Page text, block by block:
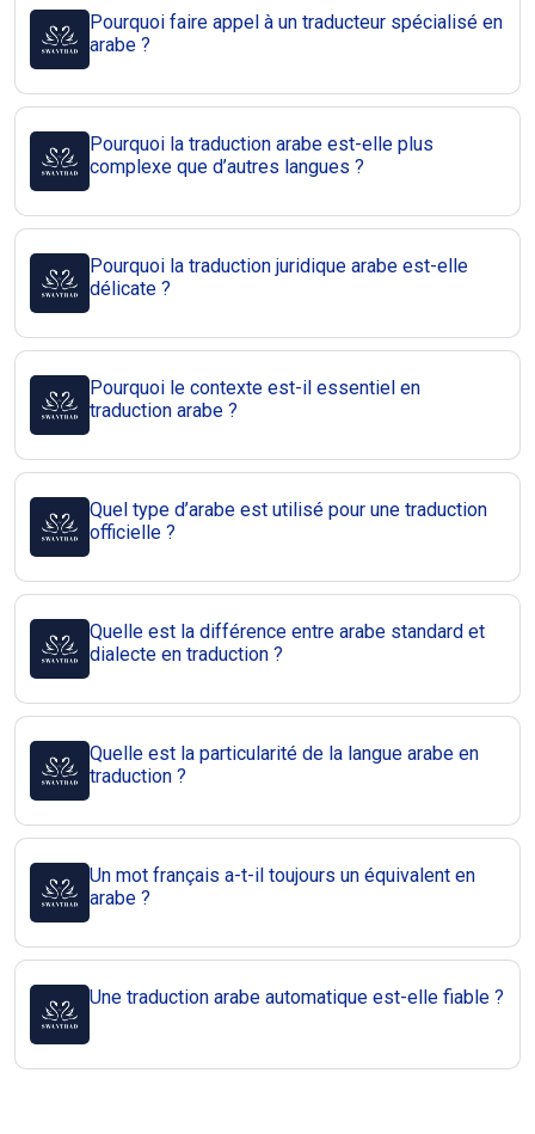
Pourquoi faire appel à un traducteur spécialisé en
arabe ?
Pourquoi la traduction arabe est-elle plus
complexe que d’autres langues ?
Pourquoi la traduction juridique arabe est-elle
délicate ?
Pourquoi le contexte est-il essentiel en
traduction arabe ?
Quel type d’arabe est utilisé pour une traduction
officielle ?
Quelle est la différence entre arabe standard et
dialecte en traduction ?
Quelle est la particularité de la langue arabe en
traduction ?
Un mot français a-t-il toujours un équivalent en
arabe ?
Une traduction arabe automatique est-elle fiable ?